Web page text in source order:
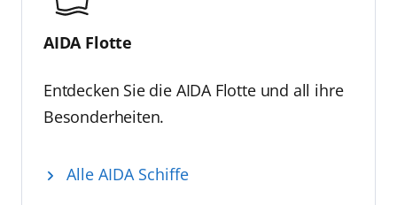
AIDA Flotte
Entdecken Sie die AIDA Flotte und all ihre
Besonderheiten.
Alle AIDA Schiffe